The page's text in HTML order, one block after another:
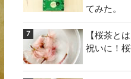
てみた。
【桜茶と
祝いに！